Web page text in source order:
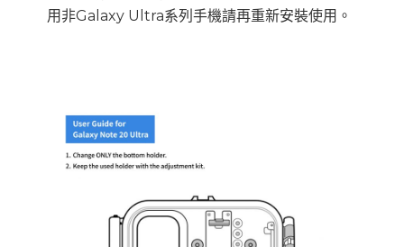
用非Galaxy Ultra系列手機請再重新安裝使用。